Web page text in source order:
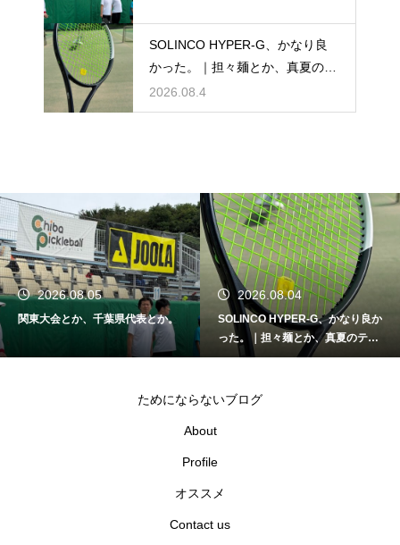
SOLINCO HYPER-G、かなり良
かった。｜担々麺とか、真夏のテ
ニスとか。
2026.08.4
2026.08.04
SOLINCO HYPER-G、かなり良か
った。｜担々麺とか、真夏のテニ
スとか。
2026.08.03
支援とか、応援とか。｜熊本地震
と早稲田大学庭球部クラウドファ
ンディング
ためにならないブログ
About
Profile
オススメ
Contact us